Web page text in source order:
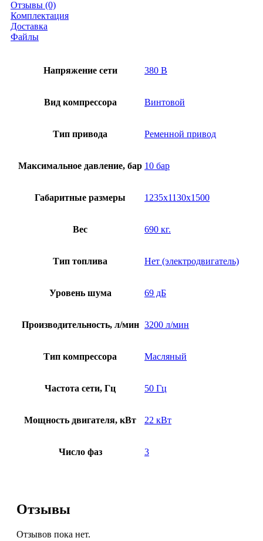
Отзывы (0)
Комплектация
Доставка
Файлы
Напряжение сети 380 В
Вид компрессора Винтовой
Тип привода Ременной привод
Максимальное давление, бар 10 бар
Габаритные размеры 1235x1130x1500
Вес 690 кг.
Тип топлива Нет (электродвигатель)
Уровень шума 69 дБ
Производительность, л/мин 3200 л/мин
Тип компрессора Масляный
Частота сети, Гц 50 Гц
Мощность двигателя, кВт 22 кВт
Число фаз 3
Отзывы
Отзывов пока нет.